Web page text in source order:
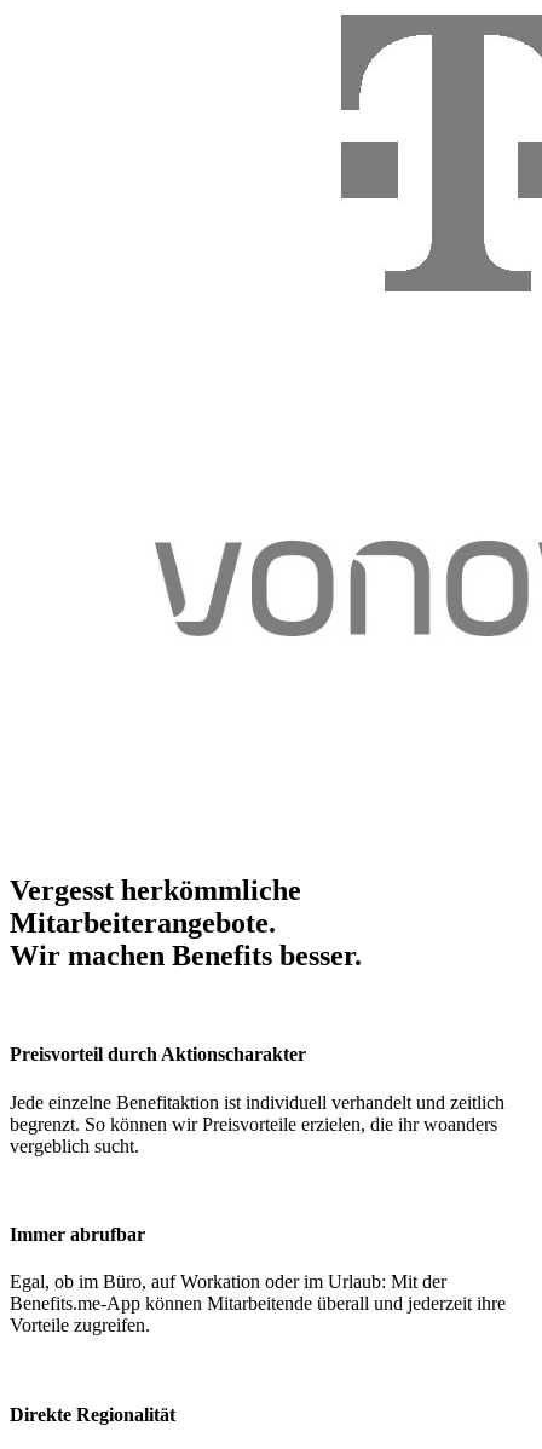
Vergesst herkömmliche
Mitarbeiterangebote.
Wir machen Benefits besser.
Preisvorteil durch Aktionscharakter
Jede einzelne Benefitaktion ist individuell verhandelt und zeitlich
begrenzt. So können wir Preisvorteile erzielen, die ihr woanders
vergeblich sucht.
Immer abrufbar
Egal, ob im Büro, auf Workation oder im Urlaub: Mit der
Benefits.me-App können Mitarbeitende überall und jederzeit ihre
Vorteile zugreifen.
Direkte Regionalität